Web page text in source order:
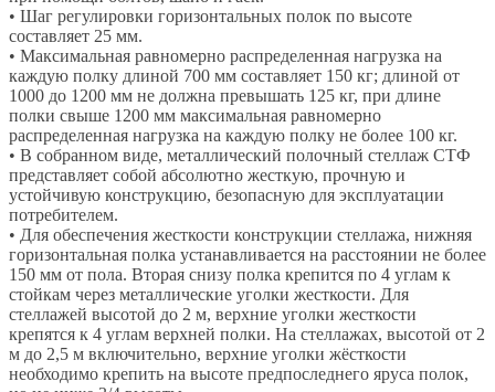
• Шаг регулировки горизонтальных полок по высоте
составляет 25 мм.
• Максимальная равномерно распределенная нагрузка на
каждую полку длиной 700 мм составляет 150 кг; длиной от
1000 до 1200 мм не должна превышать 125 кг, при длине
полки свыше 1200 мм максимальная равномерно
распределенная нагрузка на каждую полку не более 100 кг.
• В собранном виде, металлический полочный стеллаж СТФ
представляет собой абсолютно жесткую, прочную и
устойчивую конструкцию, безопасную для эксплуатации
потребителем.
• Для обеспечения жесткости конструкции стеллажа, нижняя
горизонтальная полка устанавливается на расстоянии не более
150 мм от пола. Вторая снизу полка крепится по 4 углам к
стойкам через металлические уголки жесткости. Для
стеллажей высотой до 2 м, верхние уголки жесткости
крепятся к 4 углам верхней полки. На стеллажах, высотой от 2
м до 2,5 м включительно, верхние уголки жёсткости
необходимо крепить на высоте предпоследнего яруса полок,